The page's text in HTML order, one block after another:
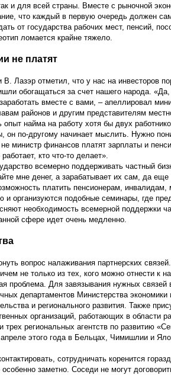
и для всей страны. Вместе с рыночной
что каждый в первую очередь должен
от государства рабочих мест, пенсий,
ломается крайне тяжело.
не платят
Лазэр отметил, что у нас на инвесторов
обогащаться за счет нашего народа.
вместе с вами, – апеллировал
районов и другим представителям
опыт найма на работу хотя бы двух
он по-другому начинает мыслить. Нужно
министр финансов платят зарплаты и
кто что-то делает».
всемерно поддерживать частный
мне денег, а зарабатывает их сам, да еще
платить пенсионерам, инвалидам,
организуются подобные семинары, где
необходимость всемерной поддержки
сфере идет очень медленно.
вопрос налаживания партнерских
не только из тех, кого можно отнести к
проблема. Для завязывания нужных связей
департаментов Министерства экономики
и регионального развития. Также
организаций, работающих в области
трех региональных агентств по развитию
этого года в Бельцах, Чимишлии и
сотрудничать коренится
заметно. Соседи не могут